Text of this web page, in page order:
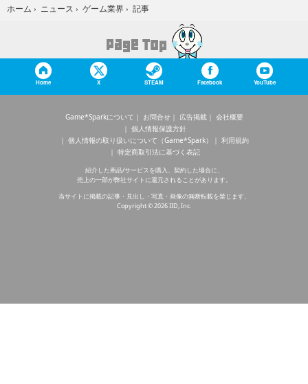
ホーム › ニュース › ゲーム業界 › 記事
Home X STEAM Facebook YouTube
Game*Sparkについて お問合せ 広告掲載
会社概要
個人情報保護方針
個人情報の取り扱いについて（Game*Spark）
利用規約
特定商取引法に基づく表記
紹介した商品/サービスを購入、契約した場合に、
売上の一部が弊社サイトに還元されることがあります。
当サイトに掲載の記事・見出し・写真・画像の無断転載を禁じます。
Copyright © 2026 IID, Inc.